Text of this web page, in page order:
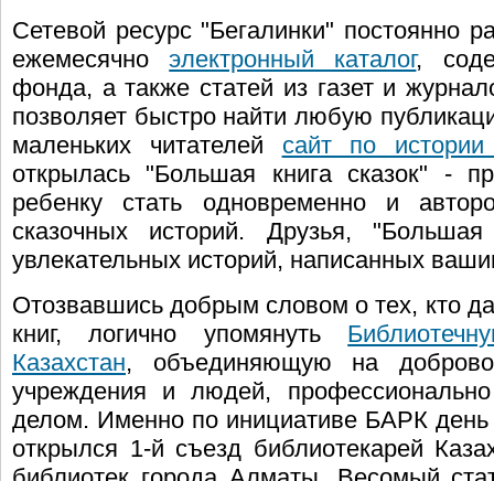
Сетевой ресурс "Бегалинки" постоянно
ежемесячноэлектронный каталог,
фонда, а также статей из газет и
позволяет быстро найти любую
маленьких читателей сайт по
открылась "Большая книга сказок" -
ребенку стать одновременно и
сказочных историй. Друзья,
увлекательных историй, написанных
Отозвавшись добрым словом о тех, кто
книг, логично упомянуть
Казахстан, объединяющую на
учреждения и людей,
делом. Именно по инициативе БАРК день
открылся 1-й съезд библиотекарей